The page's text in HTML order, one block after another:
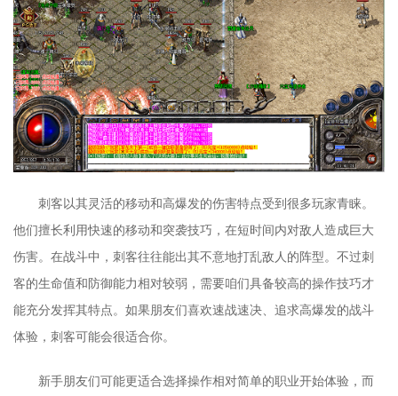
刺客以其灵活的移动和高爆发的伤害特点受到很多玩家青睐。
他们擅长利用快速的移动和突袭技巧，在短时间内对敌人造成巨大
伤害。在战斗中，刺客往往能出其不意地打乱敌人的阵型。不过刺
客的生命值和防御能力相对较弱，需要咱们具备较高的操作技巧才
能充分发挥其特点。如果朋友们喜欢速战速决、追求高爆发的战斗
体验，刺客可能会很适合你。
新手朋友们可能更适合选择操作相对简单的职业开始体验，而